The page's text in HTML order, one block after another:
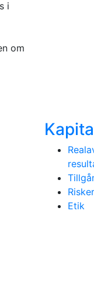
i
om
Etik